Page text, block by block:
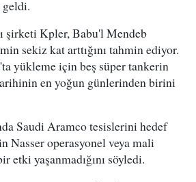
geldi.
şirketi Kpler, Babu'l Mendeb
sekiz kat arttığını tahmin ediyor.
yükleme için beş süper tankerin
en yoğun günlerinden birini
Saudi Aramco tesislerini hedef
Nasser operasyonel veya mali
etki yaşanmadığını söyledi.